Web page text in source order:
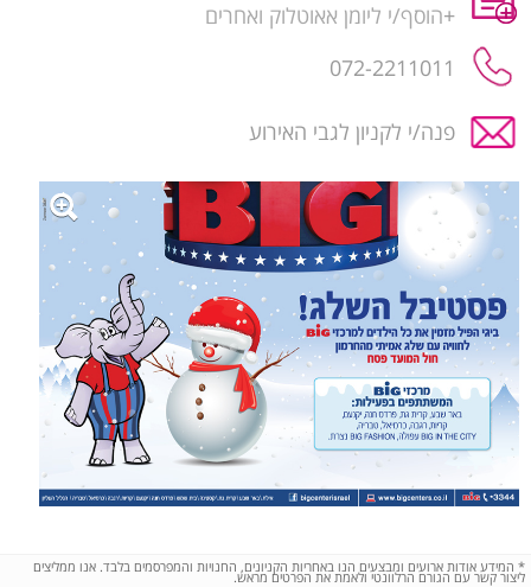
+הוסף/י ליומן אאוטלוק ואחרים
072-2211011
פנה/י לקניון לגבי האירוע
* המידע אודות ארועים ומבצעים הנו באחריות הקניונים, החנויות והמפרסמים בלבד. אנו ממליצים
ליצור קשר עם הגורם הרלוונטי ולאמת את הפרטים מראש.